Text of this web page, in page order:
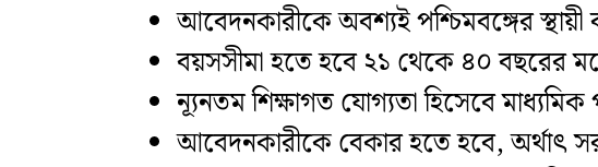
​আবেদনকারীকে অবশ্যই পশ্চিমবঙ্গের স্থায়ী
​বয়সসীমা হতে হবে ২১ থেকে ৪০ বছরের
​ন্যূনতম শিক্ষাগত যোগ্যতা হিসেবে মাধ্যমিক
​আবেদনকারীকে বেকার হতে হবে, অর্থাৎ